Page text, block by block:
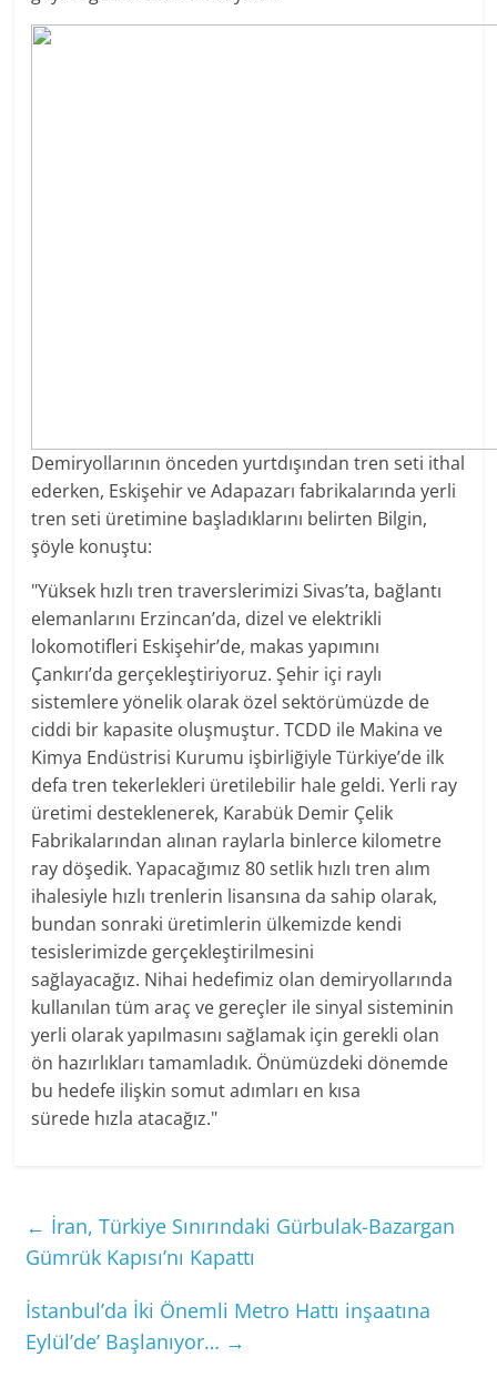
Demiryollarının önceden yurtdışından tren seti ithal
ederken, Eskişehir ve Adapazarı fabrikalarında yerli
tren seti üretimine başladıklarını belirten Bilgin,
şöyle konuştu:
"Yüksek hızlı tren traverslerimizi Sivas’ta, bağlantı
elemanlarını Erzincan’da, dizel ve elektrikli
lokomotifleri Eskişehir’de, makas yapımını
Çankırı’da gerçekleştiriyoruz. Şehir içi raylı
sistemlere yönelik olarak özel sektörümüzde de
ciddi bir kapasite oluşmuştur. TCDD ile Makina ve
Kimya Endüstrisi Kurumu işbirliğiyle Türkiye’de ilk
defa tren tekerlekleri üretilebilir hale geldi. Yerli ray
üretimi desteklenerek, Karabük Demir Çelik
Fabrikalarından alınan raylarla binlerce kilometre
ray döşedik. Yapacağımız 80 setlik hızlı tren alım
ihalesiyle hızlı trenlerin lisansına da sahip olarak,
bundan sonraki üretimlerin ülkemizde kendi
tesislerimizde gerçekleştirilmesini
sağlayacağız. Nihai hedefimiz olan demiryollarında
kullanılan tüm araç ve gereçler ile sinyal sisteminin
yerli olarak yapılmasını sağlamak için gerekli olan
ön hazırlıkları tamamladık. Önümüzdeki dönemde
bu hedefe ilişkin somut adımları en kısa
sürede hızla atacağız."
← İran, Türkiye Sınırındaki Gürbulak-Bazargan
Gümrük Kapısı’nı Kapattı
İstanbul’da İki Önemli Metro Hattı inşaatına
Eylül’de’ Başlanıyor… →